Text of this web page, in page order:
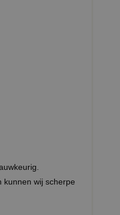
kunnen wij scherpe